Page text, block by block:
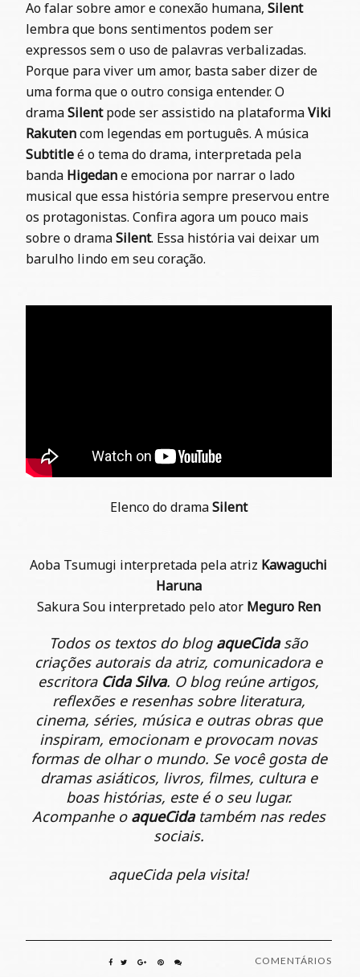
Ao falar sobre amor e conexão humana, Silent
lembra que bons sentimentos podem ser
expressos sem o uso de palavras verbalizadas.
Porque para viver um amor, basta saber dizer de
uma forma que o outro consiga entender. O
dramaSilent pode ser assistido na plataformaViki
Rakutencom legendas em português. A música
Subtitleé o tema do drama, interpretada pela
banda Higedane emociona por narrar o lado
musical que essa história sempre preservou entre
os protagonistas. Confira agora um pouco mais
sobre o dramaSilent. Essa história vai deixar um
barulho lindo em seu coração.
Elenco do dramaSilent
Aoba Tsumugi interpretada pela atriz Kawaguchi
Haruna
Sakura Sou interpretado pelo ator Meguro Ren
Todos os textos do blog aqueCidasão
criações autorais da atriz, comunicadora e
escritora Cida Silva. O blog reúne artigos,
reflexões e resenhas sobre literatura,
cinema, séries, música e outras obras que
inspiram, emocionam e provocam novas
formas de olhar o mundo. Se você gosta de
dramas asiáticos, livros, filmes, cultura e
boas histórias, este é o seu lugar.
Acompanhe o aqueCida também nas redes
sociais.
aqueCida pela visita!
COMENTÁRIOS